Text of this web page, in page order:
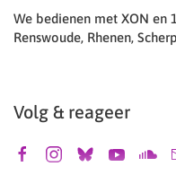
We bedienen met XON en
Renswoude, Rhenen,
Volg & reageer